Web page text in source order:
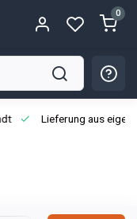
0
Lieferung aus